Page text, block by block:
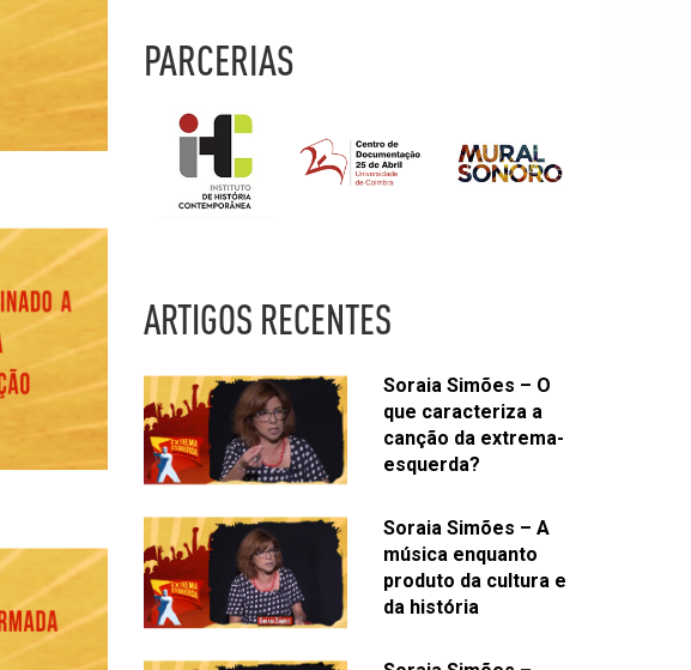
PARCERIAS
ARTIGOS RECENTES
Soraia Simões – O
que caracteriza a
canção da extrema-
esquerda?
Soraia Simões – A
música enquanto
produto da cultura e
da história